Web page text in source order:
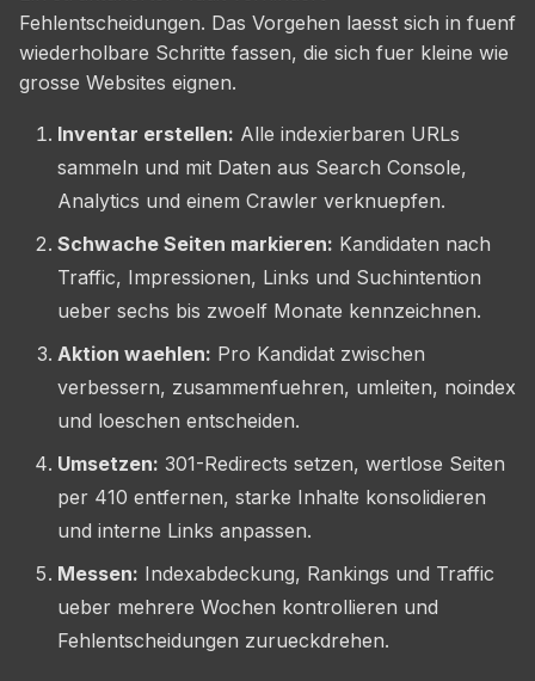
Fehlentscheidungen. Das Vorgehen laesst sich in fuenf
wiederholbare Schritte fassen, die sich fuer kleine wie
grosse Websites eignen.
Inventar erstellen: Alle indexierbaren URLs
sammeln und mit Daten aus Search Console,
Analytics und einem Crawler verknuepfen.
Schwache Seiten markieren: Kandidaten nach
Traffic, Impressionen, Links und Suchintention
ueber sechs bis zwoelf Monate kennzeichnen.
Aktion waehlen: Pro Kandidat zwischen
verbessern, zusammenfuehren, umleiten, noindex
und loeschen entscheiden.
Umsetzen: 301-Redirects setzen, wertlose Seiten
per 410 entfernen, starke Inhalte konsolidieren
und interne Links anpassen.
Messen: Indexabdeckung, Rankings und Traffic
ueber mehrere Wochen kontrollieren und
Fehlentscheidungen zurueckdrehen.